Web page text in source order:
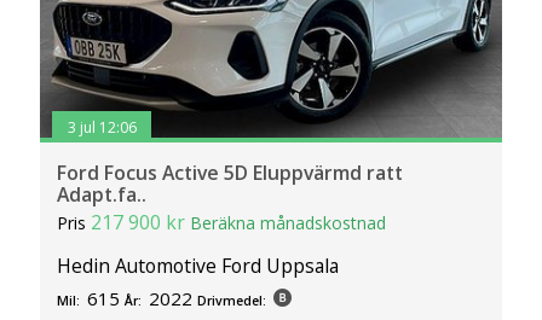
3 jul 12:06
Ford Focus Active 5D Eluppvärmd ratt
Adapt.fa..
Pris 217 900 kr Beräkna månadskostnad
Hedin Automotive Ford Uppsala
Mil: 615 År: 2022 Drivmedel: